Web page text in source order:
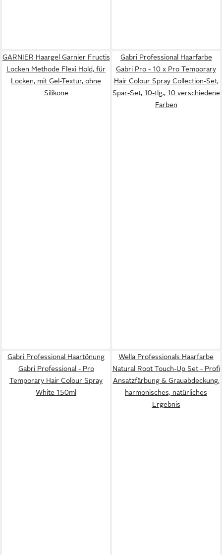
GARNIER Haargel Garnier Fructis
Locken Methode Flexi Hold, für
Locken, mit Gel-Textur, ohne
Silikone
Gabri Professional Haarfarbe
Gabri Pro - 10 x Pro Temporary
Hair Colour Spray Collection-Set,
Spar-Set, 10-tlg., 10 verschiedene
Farben
Gabri Professional Haartönung
Gabri Professional - Pro
Temporary Hair Colour Spray
White 150ml
Wella Professionals Haarfarbe
Natural Root Touch-Up Set - Profi
Ansatzfärbung & Grauabdeckung,
harmonisches, natürliches
Ergebnis